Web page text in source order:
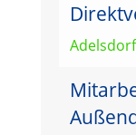
Adelsdorf